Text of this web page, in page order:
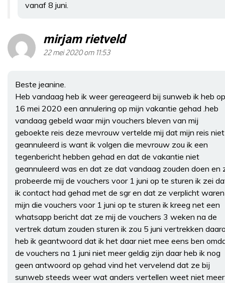
vanaf 8 juni.
mirjam rietveld
22 mei 2020 om 11:53
Beste jeanine.
Heb vandaag heb ik weer gereageerd bij sunweb ik heb op
16 mei 2020 een annulering op mijn vakantie gehad .heb
vandaag gebeld waar mijn vouchers bleven van mij
geboekte reis deze mevrouw vertelde mij dat mijn reis niet
geannuleerd is want ik volgen die mevrouw zou ik een
tegenbericht hebben gehad en dat de vakantie niet
geannuleerd was en dat ze dat vandaag zouden doen en
probeerde mij de vouchers voor 1 juni op te sturen ik zei
ik contact had gehad met de sgr en dat ze verplicht waren
mijn die vouchers voor 1 juni op te sturen ik kreeg net een
whatsapp bericht dat ze mij de vouchers 3 weken na de
vertrek datum zouden sturen ik zou 5 juni vertrekken
heb ik geantwoord dat ik het daar niet mee eens ben
de vouchers na 1 juni niet meer geldig zijn daar heb ik nog
geen antwoord op gehad vind het vervelend dat ze bij
sunweb steeds weer wat anders vertellen weet niet meer